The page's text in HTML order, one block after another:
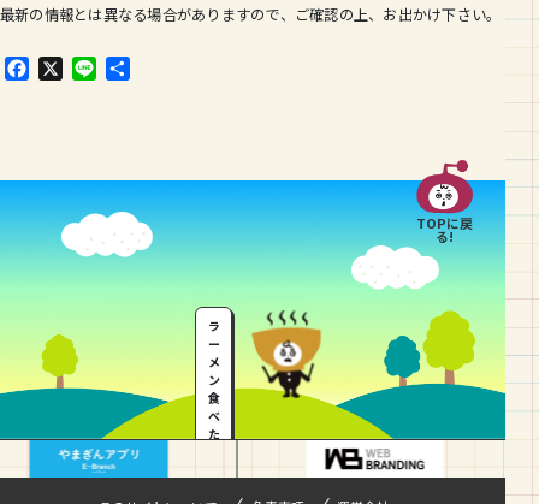
最新の情報とは異なる場合がありますので、ご確認の上、お出かけ下さい。
F
o
o
k
X
L
TOPに戻
る!
ラ
ー
メ
ン
食
べ
た